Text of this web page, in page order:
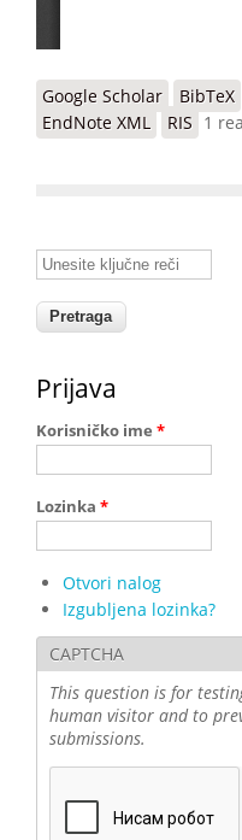
Google Scholar BibTeX
EndNote XML
RIS 1
Unesite ključne reči
Prijava
Korisničko ime *
Lozinka *
Otvori nalog
Izgubljena lozinka?
CAPTCHA
This question is for
human visitor and to
submissions.